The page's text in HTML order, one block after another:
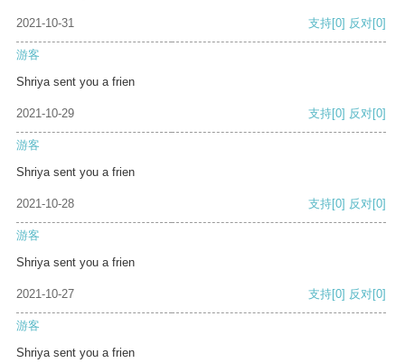
2021-10-31 支持[0] 反对[0]
游客
Shriya sent you a frien
2021-10-29 支持[0] 反对[0]
游客
Shriya sent you a frien
2021-10-28 支持[0] 反对[0]
游客
Shriya sent you a frien
2021-10-27 支持[0] 反对[0]
游客
Shriya sent you a frien